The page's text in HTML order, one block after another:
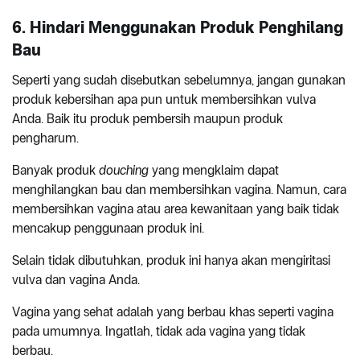
6. Hindari Menggunakan Produk Penghilang
Bau
Seperti yang sudah disebutkan sebelumnya, jangan gunakan
produk kebersihan apa pun untuk membersihkan vulva
Anda. Baik itu produk pembersih maupun produk
pengharum.
Banyak produk douching yang mengklaim dapat
menghilangkan bau dan membersihkan vagina. Namun, cara
membersihkan vagina atau area kewanitaan yang baik tidak
mencakup penggunaan produk ini.
Selain tidak dibutuhkan, produk ini hanya akan mengiritasi
vulva dan vagina Anda.
Vagina yang sehat adalah yang berbau khas seperti vagina
pada umumnya. Ingatlah, tidak ada vagina yang tidak
berbau.